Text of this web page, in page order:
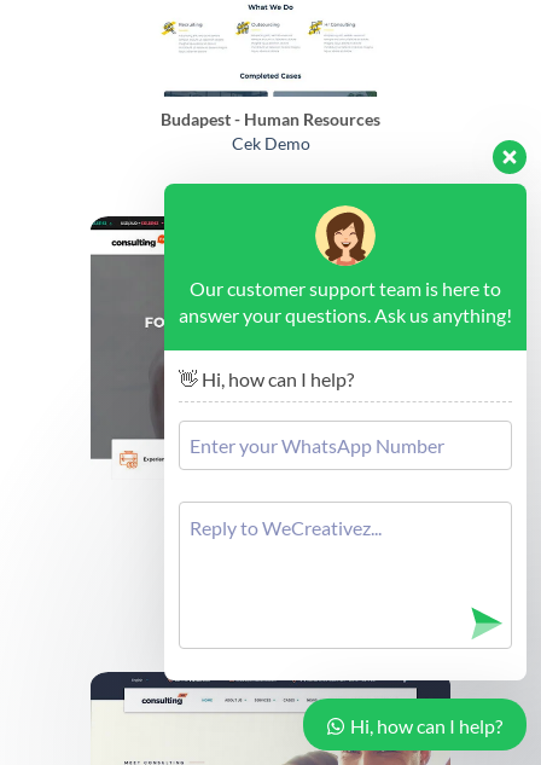
Budapest - Human Resources
Cek Demo
Brussels - Forex Consulting
Cek Demo
Our customer support team is here to
answer your questions. Ask us anything!
👋 Hi, how can I help?
Hi, how can I help?